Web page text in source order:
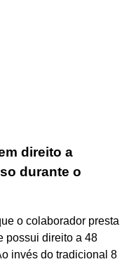
direito a
durante o
o colaborador presta
possui direito a 48
invés do tradicional 8